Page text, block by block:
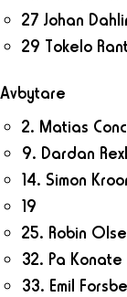
27 Johan
29 Tokelo
Avbytare
2. Matias
9. Dardan
14. Simon
19
25. Robin
32. Pa Konate
33. Emil